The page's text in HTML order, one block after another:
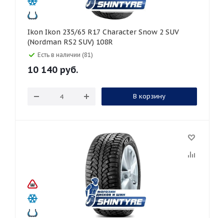
Ikon Ikon 235/65 R17 Character Snow 2 SUV
(Nordman RS2 SUV) 108R
Есть в наличии (81)
10 140 руб.
В корзину